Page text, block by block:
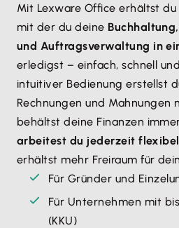
Mit Lexware Office erhältst
mit der du deine
und Auftragsverwaltung in
erledigst – einfach, schnell
intuitiver Bedienung erstellst
Rechnungen und Mahnungen
behältst deine Finanzen
arbeitest du jederzeit flexibel
erhältst mehr Freiraum für
Für Gründer und
Für Unternehmen mit
(KKU)